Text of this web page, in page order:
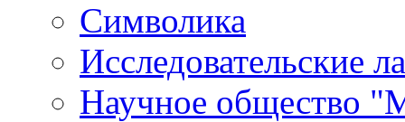
Символика
Исследовательские
Научное общество